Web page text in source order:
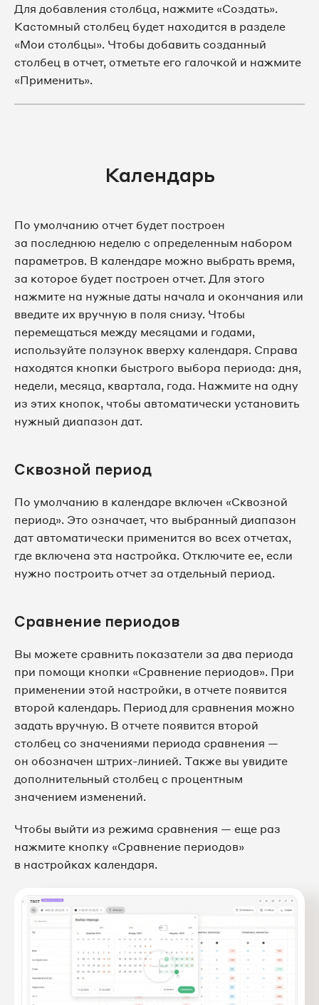
Для добавления столбца, нажмите «Создать».
Кастомный столбец будет находится в разделе
«Мои столбцы». Чтобы добавить созданный
столбец в отчет, отметьте его галочкой и нажмите
«Применить».
Календарь
По умолчанию отчет будет построен
за последнюю неделю с определенным набором
параметров. В календаре можно выбрать время,
за которое будет построен отчет. Для этого
нажмите на нужные даты начала и окончания или
введите их вручную в поля снизу. Чтобы
перемещаться между месяцами и годами,
используйте ползунок вверху календаря. Справа
находятся кнопки быстрого выбора периода: дня,
недели, месяца, квартала, года. Нажмите на одну
из этих кнопок, чтобы автоматически установить
нужный диапазон дат.
Сквозной период
По умолчанию в календаре включен «Сквозной
период». Это означает, что выбранный диапазон
дат автоматически применится во всех отчетах,
где включена эта настройка. Отключите ее, если
нужно построить отчет за отдельный период.
Сравнение периодов
Вы можете сравнить показатели за два периода
при помощи кнопки «Сравнение периодов». При
применении этой настройки, в отчете появится
второй календарь. Период для сравнения можно
задать вручную. В отчете появится второй
столбец со значениями периода сравнения —
он обозначен штрих-линией. Также вы увидите
дополнительный столбец с процентным
значением изменений.
Чтобы выйти из режима сравнения — еще раз
нажмите кнопку «Сравнение периодов»
в настройках календаря.